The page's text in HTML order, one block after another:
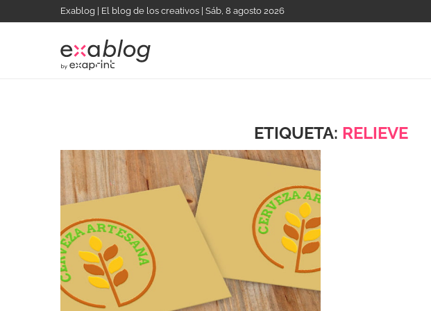
Exablog | El blog de los creativos | Sáb, 8 agosto 2026
ETIQUETA: RELIEVE